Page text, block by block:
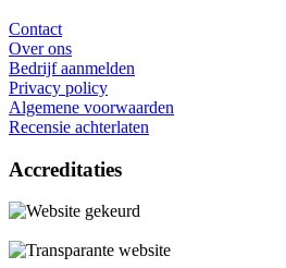
Contact
Over ons
Bedrijf aanmelden
Privacy policy
Algemene voorwaarden
Recensie achterlaten
Accreditaties